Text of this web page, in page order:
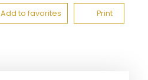
Add to favorites Print